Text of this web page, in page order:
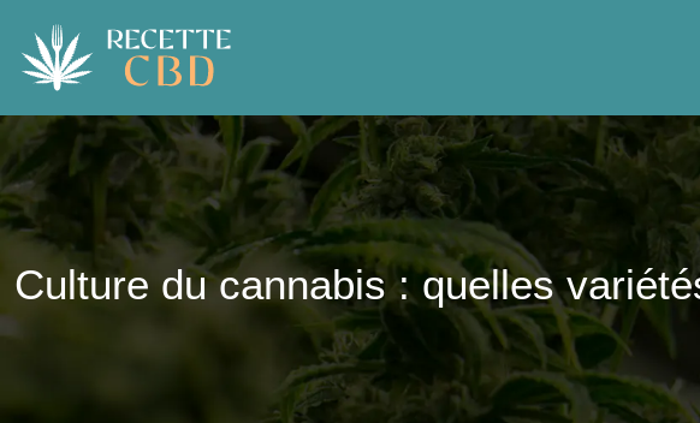
Culture du cannabis : quelles